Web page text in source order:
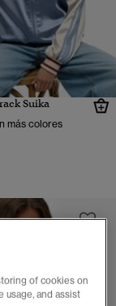
Suika
más colores
of cookies on
usage, and assist